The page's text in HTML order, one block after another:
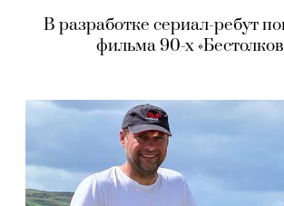
В разработке сериал-ребут
фильма 90-х